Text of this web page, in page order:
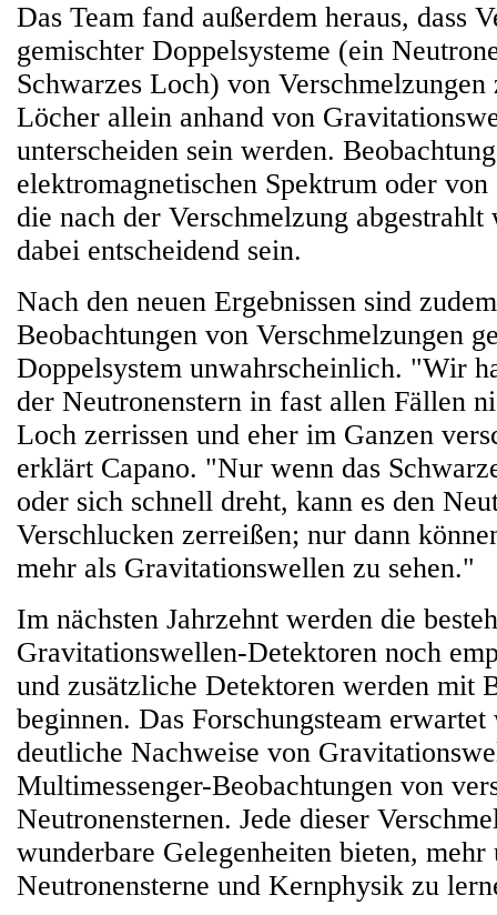
Das Team fand außerdem heraus, dass
gemischter Doppelsysteme (ein
Schwarzes Loch) von
Löcher allein anhand von
unterscheiden sein werden.
elektromagnetischen Spektrum oder
die nach der Verschmelzung abgestrahlt
dabei entscheidend sein.
Nach den neuen Ergebnissen sind
Beobachtungen von Verschmelzungen
Doppelsystem unwahrscheinlich. "Wir
der Neutronenstern in fast allen Fällen
Loch zerrissen und eher im Ganzen
erklärt Capano. "Nur wenn das
oder sich schnell dreht, kann es den
Verschlucken zerreißen; nur dann
mehr als Gravitationswellen zu sehen."
Im nächsten Jahrzehnt werden die
Gravitationswellen-Detektoren noch
und zusätzliche Detektoren werden mit
beginnen. Das Forschungsteam erwartet
deutliche Nachweise von
Multimessenger-Beobachtungen von
Neutronensternen. Jede dieser
wunderbare Gelegenheiten bieten, mehr
Neutronensterne und Kernphysik zu